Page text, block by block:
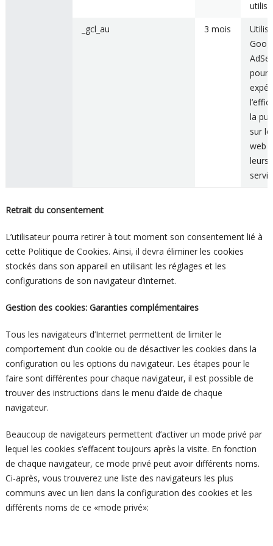
_gcl_au
3 mois
pour
la
sur
web
leurs
Retrait du consentement
L’utilisateur pourra retirer à tout moment son consentement lié à
cette Politique de Cookies. Ainsi, il devra éliminer les cookies
stockés dans son appareil en utilisant les réglages et les
configurations de son navigateur d’internet.
Gestion des cookies: Garanties complémentaires
Tous les navigateurs d’Internet permettent de limiter le
comportement d’un cookie ou de désactiver les cookies dans la
configuration ou les options du navigateur. Les étapes pour le
faire sont différentes pour chaque navigateur, il est possible de
trouver des instructions dans le menu d’aide de chaque
navigateur.
Beaucoup de navigateurs permettent d’activer un mode privé par
lequel les cookies s’effacent toujours après la visite. En fonction
de chaque navigateur, ce mode privé peut avoir différents noms.
Ci-après, vous trouverez une liste des navigateurs les plus
communs avec un lien dans la configuration des cookies et les
différents noms de ce «mode privé»: